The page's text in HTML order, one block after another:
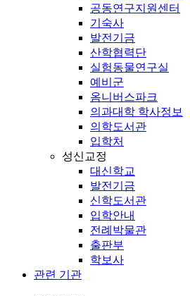
공동연구지원센터
기숙사
발전기금
산학협력단
실험동물연구실
예비군
옴니버스파크
의과대학 학사정보
의학도서관
입학처
성신교정
대신학교
발전기금
신학도서관
입학안내
전례박물관
출판부
학보사
관련 기관